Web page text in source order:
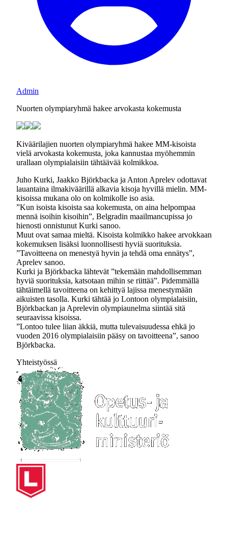
Admin
Nuorten olympiaryhmä hakee arvokasta kokemusta
Kiväärilajien nuorten olympiaryhmä hakee MM-kisoista
vielä arvokasta kokemusta, joka kannustaa myöhemmin
urallaan olympialaisiin tähtäävää kolmikkoa.
Juho Kurki, Jaakko Björkbacka ja Anton Aprelev odottavat
lauantaina ilmakiväärillä alkavia kisoja hyvillä mielin. MM-
kisoissa mukana olo on kolmikolle iso asia.
”Kun isoista kisoista saa kokemusta, on aina helpompaa
mennä isoihin kisoihin”, Belgradin maailmancupissa jo
hienosti onnistunut Kurki sanoo.
Muut ovat samaa mieltä. Kisoista kolmikko hakee arvokkaan
kokemuksen lisäksi luonnollisesti hyviä suorituksia.
”Tavoitteena on menestyä hyvin ja tehdä oma ennätys”,
Aprelev sanoo.
Kurki ja Björkbacka lähtevät ”tekemään mahdollisemman
hyviä suorituksia, katsotaan mihin se riittää”. Pidemmällä
tähtäimellä tavoitteena on kehittyä lajissa menestymään
aikuisten tasolla. Kurki tähtää jo Lontoon olympialaisiin,
Björkbackan ja Aprelevin olympiaunelma siintää sitä
seuraavissa kisoissa.
”Lontoo tulee liian äkkiä, mutta tulevaisuudessa ehkä jo
vuoden 2016 olympialaisiin pääsy on tavoitteena”, sanoo
Björkbacka.
Yhteistyössä